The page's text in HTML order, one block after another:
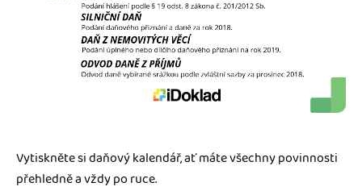
Vytiskněte si daňový kalendář, ať máte všechny povinnosti
přehledně a vždy po ruce.